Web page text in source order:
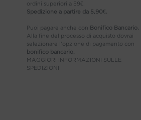
ordini superiori a 59€.
Spedizione a partire da 5,90€.
Puoi pagare anche con Bonifico Bancario.
Alla fine del processo di acquisto dovrai
selezionare l'opzione di pagamento con
bonifico bancario.
MAGGIORI INFORMAZIONI SULLE
SPEDIZIONI